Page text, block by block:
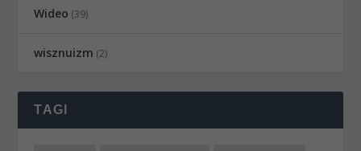
Wideo (39)
wisznuizm (2)
TAGI